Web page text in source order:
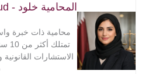
المحامية خلود - Lawyer Kholoud
محامية ذات خبرة
الاستشارات